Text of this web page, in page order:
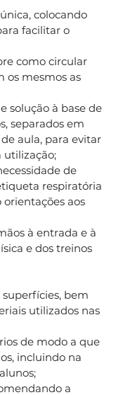
colocando
facilitar o
como circular
os mesmos as
solução à base de
separados em
aula, para evitar
utilização;
de
respiratória
aos
à entrada e à
e dos treinos
bem
utilizados nas
de modo a que
incluindo na
a